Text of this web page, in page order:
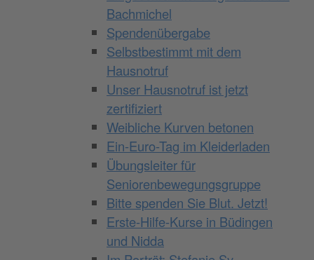
Bachmichel
Spendenübergabe
Selbstbestimmt mit dem
Hausnotruf
Unser Hausnotruf ist jetzt
zertifiziert
Weibliche Kurven betonen
Ein-Euro-Tag im Kleiderladen
Übungsleiter für
Seniorenbewegungsgruppe
Bitte spenden Sie Blut. Jetzt!
Erste-Hilfe-Kurse in Büdingen
und Nidda